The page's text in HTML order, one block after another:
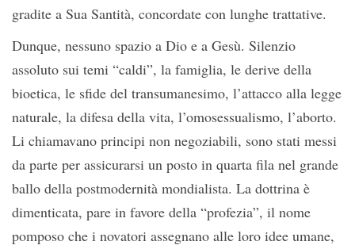
gradite a Sua Santità, concordate con lunghe trattative.
Dunque, nessuno spazio a Dio e a Gesù. Silenzio
assoluto sui temi “caldi”, la famiglia, le derive della
bioetica, le sfide del transumanesimo, l’attacco alla legge
naturale, la difesa della vita, l’omosessualismo, l’aborto.
Li chiamavano principi non negoziabili, sono stati messi
da parte per assicurarsi un posto in quarta fila nel grande
ballo della postmodernità mondialista. La dottrina è
dimenticata, pare in favore della “profezia”, il nome
pomposo che i novatori assegnano alle loro idee umane,